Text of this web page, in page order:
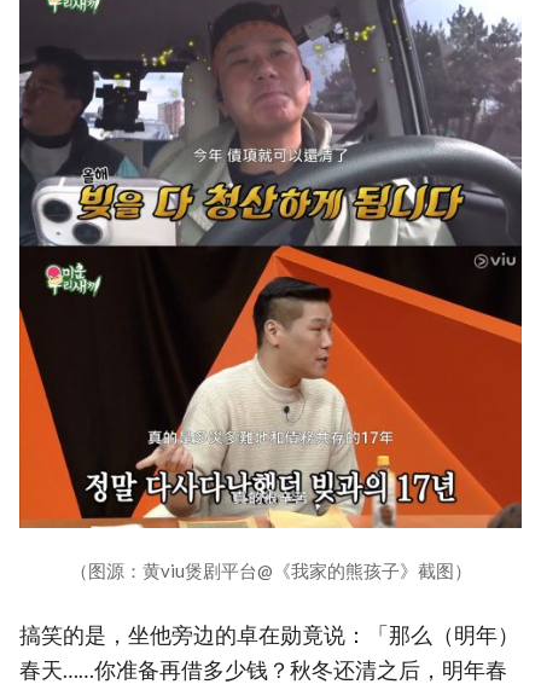
（图源：黄viu煲剧平台@《我家的熊孩子》截图）
搞笑的是，坐他旁边的卓在勋竟说：「那么（明年）
春天……你准备再借多少钱？秋冬还清之后，明年春